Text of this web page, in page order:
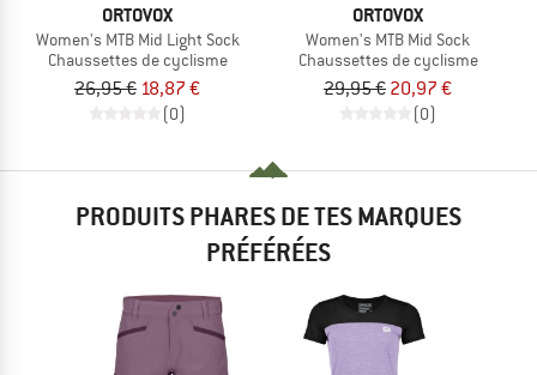
ORTOVOX
Women's MTB Mid Light Sock
Chaussettes de cyclisme
26,95 € 18,87 €
(0)
ORTOVOX
Women's MTB Mid Sock
Chaussettes de cyclisme
29,95 € 20,97 €
(0)
PRODUITS PHARES DE TES MARQUES
PRÉFÉRÉES